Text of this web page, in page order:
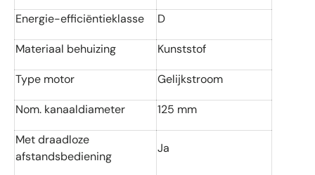
Energie-efficiëntieklasse D
Materiaal behuizing Kunststof
Type motor Gelijkstroom
Nom. kanaaldiameter 125 mm
Met draadloze
afstandsbediening
Ja